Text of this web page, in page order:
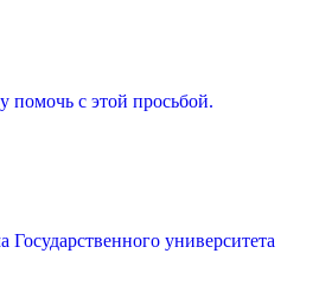
помочь с этой просьбой.
университета